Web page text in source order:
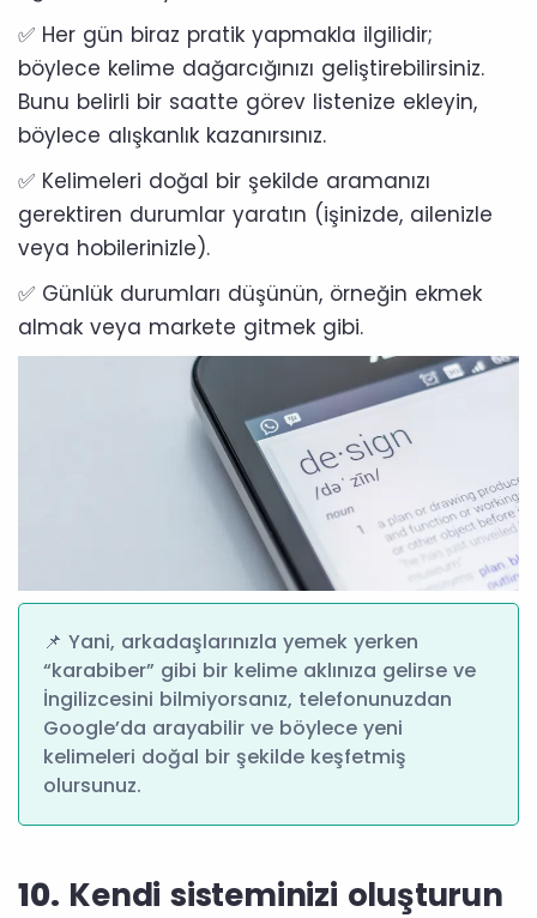
✅ Her gün biraz pratik yapmakla ilgilidir;
böylece kelime dağarcığınızı geliştirebilirsiniz.
Bunu belirli bir saatte görev listenize ekleyin,
böylece alışkanlık kazanırsınız.
✅ Kelimeleri doğal bir şekilde aramanızı
gerektiren durumlar yaratın (işinizde, ailenizle
veya hobilerinizle).
✅ Günlük durumları düşünün, örneğin ekmek
almak veya markete gitmek gibi.
📌 Yani, arkadaşlarınızla yemek yerken
“karabiber” gibi bir kelime aklınıza gelirse ve
İngilizcesini bilmiyorsanız, telefonunuzdan
Google’da arayabilir ve böylece yeni
kelimeleri doğal bir şekilde keşfetmiş
olursunuz.
10. Kendi sisteminizi oluşturun